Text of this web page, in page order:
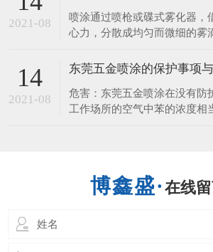
间长等，接下来由五金喷涂厂
表面喷涂的性能和作用。 1、保护的作用 涂层
可以保护好金属、五金、钢材
2021-08
喷涂通过喷枪或碟式雾化器，
心力，分散成均匀而微细的雾
气喷涂、静电喷涂以及上述基
喷涂、自动喷涂、多组喷涂等。 东莞喷
说表面处理是在基体材料表面
14
2021-08
东莞五金喷涂的保护事项
危害：东莞五金喷涂在没有防
工作场所的空气中苯的浓度相
喷涂，能溶解脂肪的皮肤，造
在线